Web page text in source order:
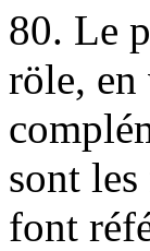
80. Le
röle, en
sont
font